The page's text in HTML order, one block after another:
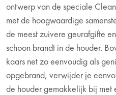
ontwerp van de speciale
met de hoogwaardige
de meest zuivere geurafgifte
schoon brandt in de houder.
kaars net zo eenvoudig als
opgebrand, verwijder je
de houder gemakkelijk bij met